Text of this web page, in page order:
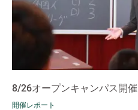
8/26オープンキャンパス開
開催レポート